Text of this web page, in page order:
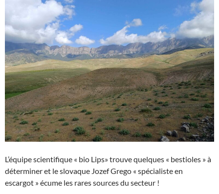
L’équipe scientifique « bio Lips» trouve quelques « bestioles » à
déterminer et le slovaque Jozef Grego « spécialiste en
escargot » écume les rares sources du secteur !